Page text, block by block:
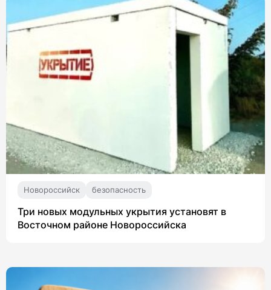
Новороссийск безопасность
Три новых модульных укрытия установят в
Восточном районе Новороссийска